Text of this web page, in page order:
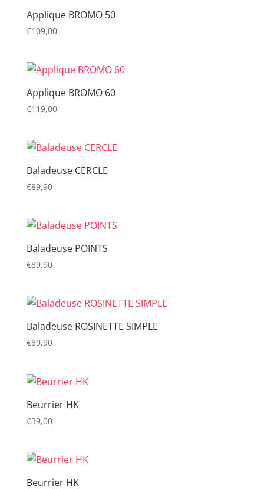
Applique BROMO 50
€109,00
Applique BROMO 60
€119,00
Baladeuse CERCLE
€89,90
Baladeuse POINTS
€89,90
Baladeuse ROSINETTE SIMPLE
€89,90
Beurrier HK
€39,00
Beurrier HK